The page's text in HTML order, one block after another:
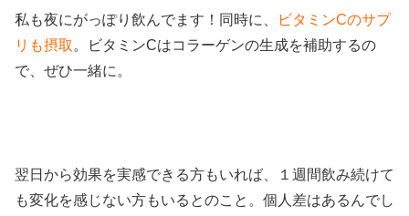
私も夜にがっぽり飲んでます！同時に、
ビタミンCのサプ
リも摂取 。ビタミンCはコラーゲンの生成を補助するの
で、ぜひ一緒に。
翌日から効果を実感できる方もいれば、１週間飲み続けて
も変化を感じない方もいるとのこと。個人差はあるんでし